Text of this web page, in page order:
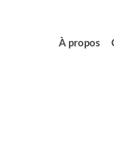
À propos